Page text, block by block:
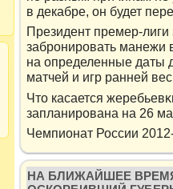
в декабре, он будет
Президент премер-лиги
забронировать манежи
на определенные даты
матчей и игр ранней
Что касается
запланирована на 26
Чемпионат России
НА БЛИЖАЙШЕЕ